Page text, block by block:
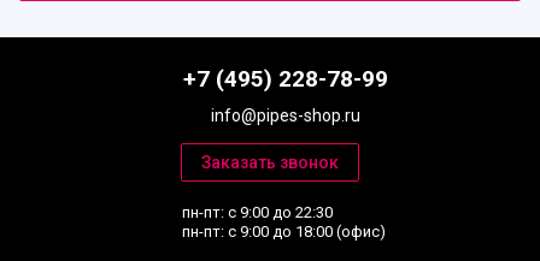
+7 (495) 228-78-99
info@pipes-shop.ru
пн-пт: с 9:00 до 22:30
пн-пт: с 9:00 до 18:00 (офис)